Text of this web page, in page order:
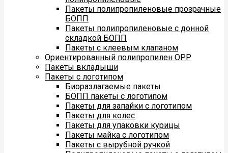
Пакеты полипропиленовые прозрачные
БОПП
Пакеты полипропиленовые с донной
складкой БОПП
Пакеты с клеевым клапаном
Ориентированный полипропилен ОРР
Пакеты вкладыши
Пакеты с логотипом
Биоразлагаемые пакеты
БОПП пакеты с логотипом
Пакеты для запайки с логотипом
Пакеты для колес
Пакеты для упаковки курицы
Пакеты майка с логотипом
Пакеты с вырубной ручкой